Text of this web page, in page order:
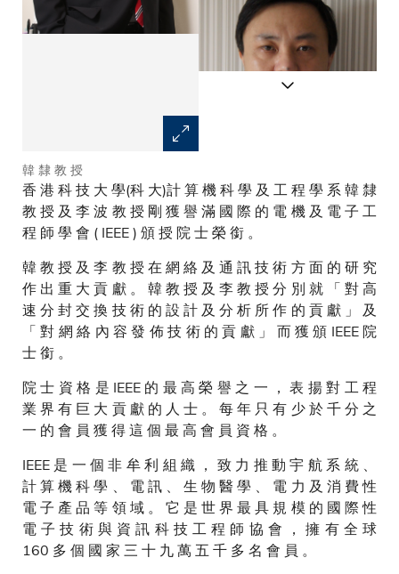
韓 隸 教 授
香 港 科 技 大 學(科 大)計 算 機 科 學 及 工 程 學 系 韓 隸
教 授 及 李 波 教 授 剛 獲 譽 滿 國 際 的 電 機 及 電 子 工
程 師 學 會 ( IEEE ) 頒 授 院 士 榮 銜 。
韓 教 授 及 李 教 授 在 網 絡 及 通 訊 技 術 方 面 的 研 究
作 出 重 大 貢 獻 。 韓 教 授 及 李 教 授 分 別 就 「 對 高
速 分 封 交 換 技 術 的 設 計 及 分 析 所 作 的 貢 獻 」 及
「 對 網 絡 內 容 發 佈 技 術 的 貢 獻 」 而 獲 頒 IEEE 院
士 銜 。
院 士 資 格 是 IEEE 的 最 高 榮 譽 之 一 ， 表 揚 對 工 程
業 界 有 巨 大 貢 獻 的 人 士 。 每 年 只 有 少 於 千 分 之
一 的 會 員 獲 得 這 個 最 高 會 員 資 格 。
IEEE 是 一 個 非 牟 利 組 織 ， 致 力 推 動 宇 航 系 統 、
計 算 機 科 學 、 電 訊 、 生 物 醫 學 、 電 力 及 消 費 性
電 子 產 品 等 領 域 。 它 是 世 界 最 具 規 模 的 國 際 性
電 子 技 術 與 資 訊 科 技 工 程 師 協 會 ， 擁 有 全 球
160 多 個 國 家 三 十 九 萬 五 千 多 名 會 員 。